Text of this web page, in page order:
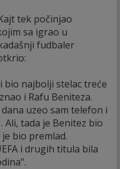
tek počinjao
sa igrao u
fudbaler
bio najbolji stelac treće
i Rafu Beniteza.
uzeo sam telefon i
Ali, tada je Benitez bio
bio premlad.
i drugih titula bila